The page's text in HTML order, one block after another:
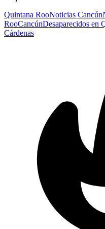
Quintana RooNoticias Cancún
RooCancúnDesaparecidos en
Cárdenas